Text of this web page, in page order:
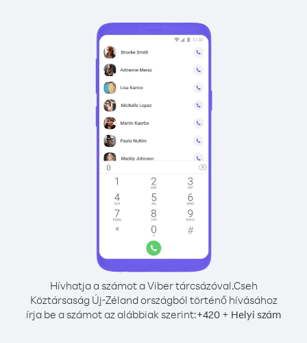
Hívhatja a számot a Viber tárcsázóval.Cseh
Köztársaság Új-Zéland országból történő hívásához
írja be a számot az alábbiak szerint:+420 + Helyi szám